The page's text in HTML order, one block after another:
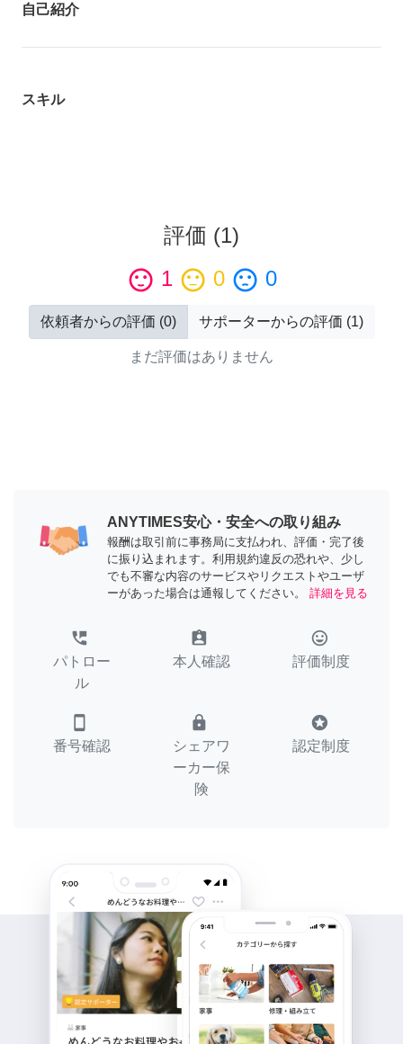
自己紹介
スキル
評価 (1)
sentiment_satisfied 1 sentiment_neutral 0 sentiment_dissatisfied 0
依頼者からの評価 (0) サポーターからの評価 (1)
まだ評価はありません
ANYTIMES安心・安全への取り組み
報酬は取引前に事務局に支払われ、評価・完了後
に振り込まれます。利用規約違反の恐れや、少し
でも不審な内容のサービスやリクエストやユーザ
ーがあった場合は通報してください。
詳細を見る
perm_phone_msg
パトロー
ル
assignment_ind
本人確認
tag_faces
評価制度
smartphone
番号確認
lock
シェアワ
ーカー保
険
stars
認定制度